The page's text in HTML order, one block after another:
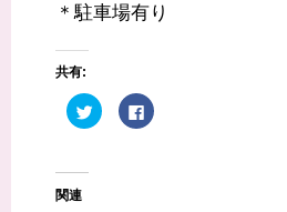
＊駐車場有り
共有:
ク
リ
F
a
関連